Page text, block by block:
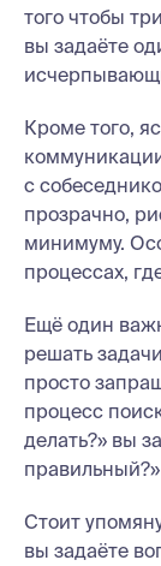
того чтобы
вы задаёте
Кроме того,
с
прозрачно,
минимуму.
процессах,
Ещё один
решать
просто
процесс
делать?» вы
Стоит
вы задаёте